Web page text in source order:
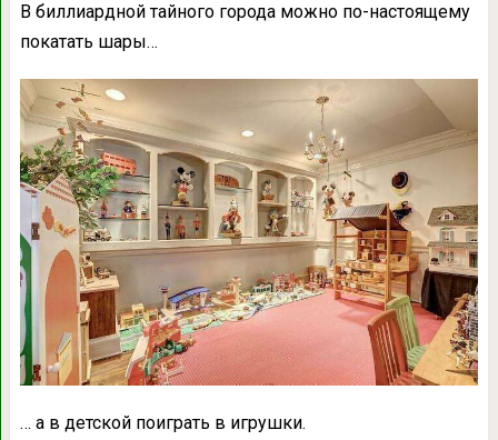
В биллиардной тайного города можно по-настоящему
покатать шары…
… а в детской поиграть в игрушки.